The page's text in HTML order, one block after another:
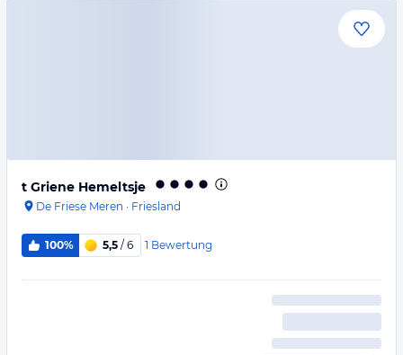
t Griene Hemeltsje
De Friese Meren · Friesland
100% 5,5 / 6 1 Bewertung